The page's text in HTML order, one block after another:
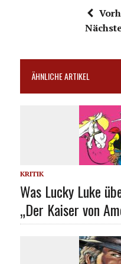
ÄHNLICHE ARTIKEL
KRITIK
Was Lucky Luke
„Der Kaiser von